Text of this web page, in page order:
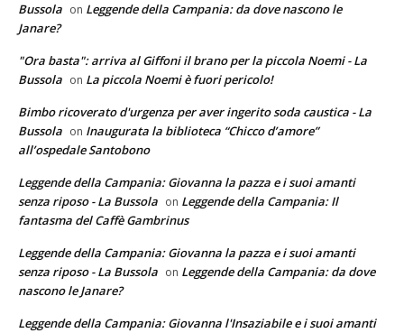
Bussola on Leggende della Campania: da dove nascono le
Janare?
"Ora basta": arriva al Giffoni il brano per la piccola Noemi - La
Bussola on La piccola Noemi è fuori pericolo!
Bimbo ricoverato d'urgenza per aver ingerito soda caustica - La
Bussola on Inaugurata la biblioteca “Chicco d’amore”
all’ospedale Santobono
Leggende della Campania: Giovanna la pazza e i suoi amanti
senza riposo - La Bussola on Leggende della Campania: Il
fantasma del Caffè Gambrinus
Leggende della Campania: Giovanna la pazza e i suoi amanti
senza riposo - La Bussola on Leggende della Campania: da dove
nascono le Janare?
Leggende della Campania: Giovanna l'Insaziabile e i suoi amanti